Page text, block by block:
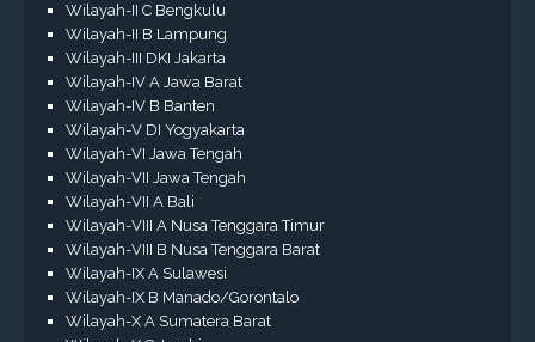
Wilayah-II C Bengkulu
Wilayah-II B Lampung
Wilayah-III DKI Jakarta
Wilayah-IV A Jawa Barat
Wilayah-IV B Banten
Wilayah-V DI Yogyakarta
Wilayah-VI Jawa Tengah
Wilayah-VII Jawa Tengah
Wilayah-VII A Bali
Wilayah-VIII A Nusa Tenggara Timur
Wilayah-VIII B Nusa Tenggara Barat
Wilayah-IX A Sulawesi
Wilayah-IX B Manado/Gorontalo
Wilayah-X A Sumatera Barat